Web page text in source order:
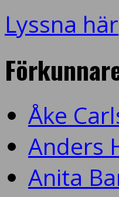
Lyssna här
Åke
Anders
Anita